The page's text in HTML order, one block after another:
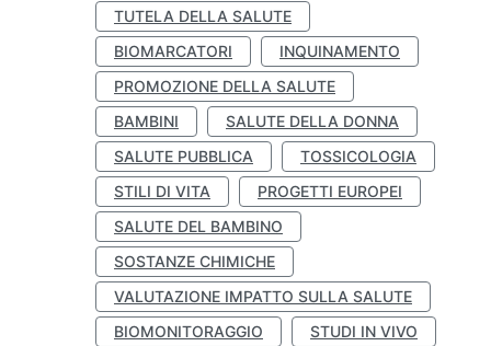
TUTELA DELLA SALUTE
BIOMARCATORI
INQUINAMENTO
PROMOZIONE DELLA SALUTE
BAMBINI
SALUTE DELLA DONNA
SALUTE PUBBLICA
TOSSICOLOGIA
STILI DI VITA
PROGETTI EUROPEI
SALUTE DEL BAMBINO
SOSTANZE CHIMICHE
VALUTAZIONE IMPATTO SULLA SALUTE
BIOMONITORAGGIO
STUDI IN VIVO